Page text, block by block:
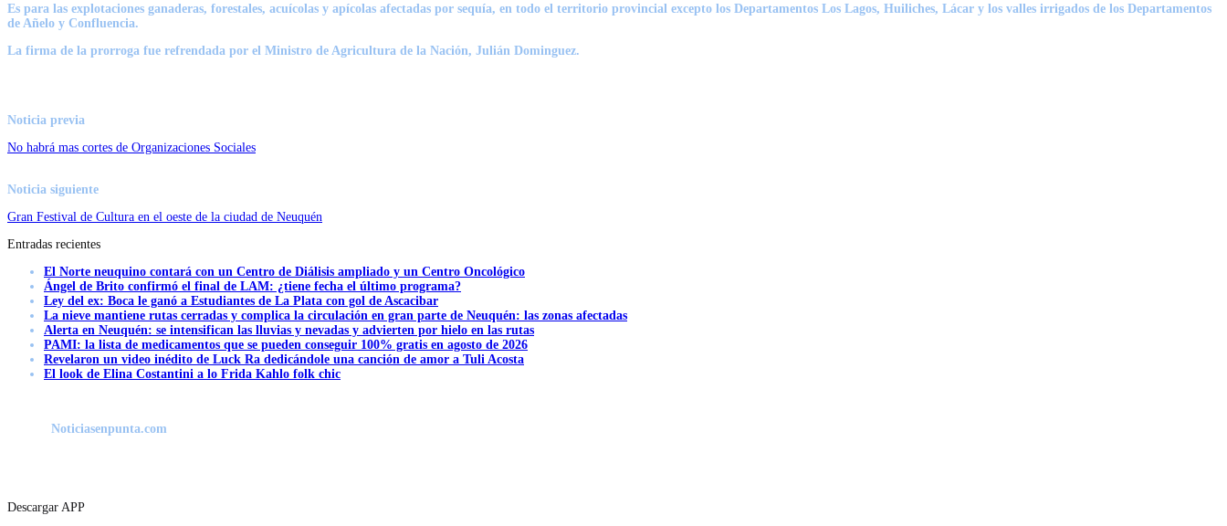
Es para las explotaciones ganaderas, forestales, acuícolas y apícolas afectadas por sequía, en todo el territorio provincial excepto los Departamentos Los Lagos, Huiliches, Lácar y los valles irrigados de los Departamentos
de Añelo y Confluencia.
La firma de la prorroga fue refrendada por el Ministro de Agricultura de la Nación, Julián Dominguez.
Noticia previa
No habrá mas cortes de Organizaciones Sociales
Noticia siguiente
Gran Festival de Cultura en el oeste de la ciudad de Neuquén
Entradas recientes
El Norte neuquino contará con un Centro de Diálisis ampliado y un Centro Oncológico
Ángel de Brito confirmó el final de LAM: ¿tiene fecha el último programa?
Ley del ex: Boca le ganó a Estudiantes de La Plata con gol de Ascacibar
La nieve mantiene rutas cerradas y complica la circulación en gran parte de Neuquén: las zonas afectadas
Alerta en Neuquén: se intensifican las lluvias y nevadas y advierten por hielo en las rutas
PAMI: la lista de medicamentos que se pueden conseguir 100% gratis en agosto de 2026
Revelaron un video inédito de Luck Ra dedicándole una canción de amor a Tuli Acosta
El look de Elina Costantini a lo Frida Kahlo folk chic
Noticiasenpunta.com
Descargar APP